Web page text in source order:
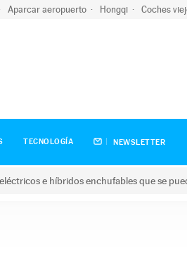
Aparcar aeropuerto Hongqi Coches
TECNOLOGÍA NEWSLETTER
e híbridos enchufables que se